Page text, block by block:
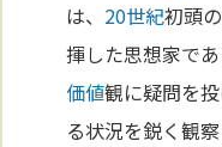
は、 20世紀初頭
揮した思想家で
価値観に疑問を
る状況を鋭く観